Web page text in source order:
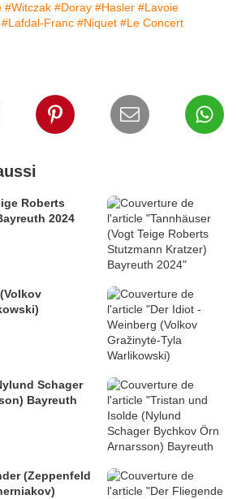
#Witczak #Doray #Hasler #Lavoie
#Lafdal-Franc #Niquet #Le Concert
Roberts
2024
Schager
Bayreuth
(Zeppenfeld